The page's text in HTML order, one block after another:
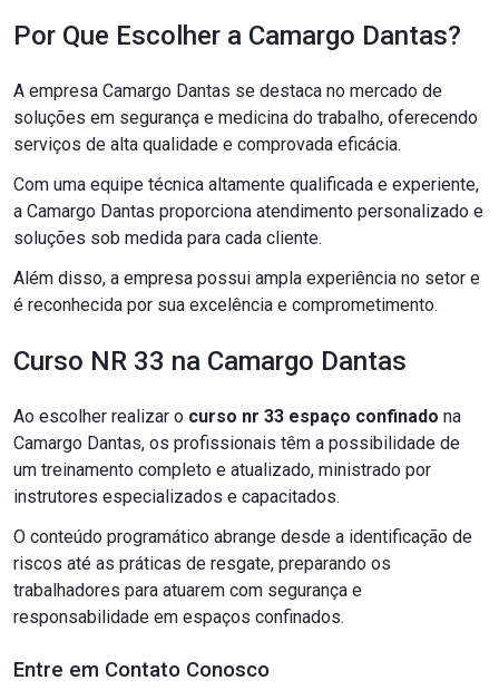
Por Que Escolher a Camargo Dantas?
A empresa Camargo Dantas se destaca no mercado de
soluções em segurança e medicina do trabalho, oferecendo
serviços de alta qualidade e comprovada eficácia.
Com uma equipe técnica altamente qualificada e experiente,
a Camargo Dantas proporciona atendimento personalizado e
soluções sob medida para cada cliente.
Além disso, a empresa possui ampla experiência no setor e
é reconhecida por sua excelência e comprometimento.
Curso NR 33 na Camargo Dantas
Ao escolher realizar o curso nr 33 espaço confinado na
Camargo Dantas, os profissionais têm a possibilidade de
um treinamento completo e atualizado, ministrado por
instrutores especializados e capacitados.
O conteúdo programático abrange desde a identificação de
riscos até as práticas de resgate, preparando os
trabalhadores para atuarem com segurança e
responsabilidade em espaços confinados.
Entre em Contato Conosco